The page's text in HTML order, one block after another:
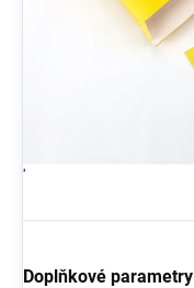
'
Doplňkové parametry